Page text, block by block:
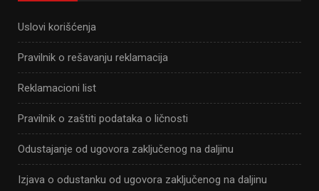
Uslovi korišćenja
Pravilnik o rešavanju reklamacija
Reklamacioni list
Pravilnik o zaštiti podataka o ličnosti
Odustajanje od ugovora zaključenog na daljinu
Izjava o odustanku od ugovora zaključenog na daljinu